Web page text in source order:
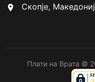
location_on Скопје,
Плати на Врата ©